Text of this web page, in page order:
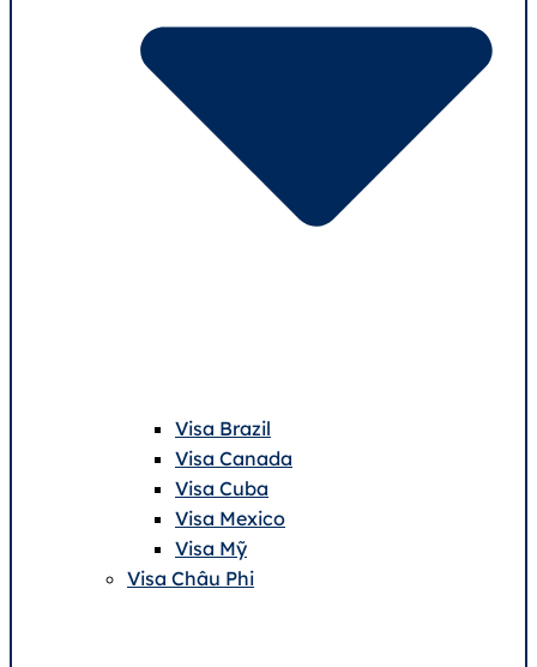
Visa Brazil
Visa Canada
Visa Cuba
Visa Mexico
Visa Mỹ
Visa Châu Phi